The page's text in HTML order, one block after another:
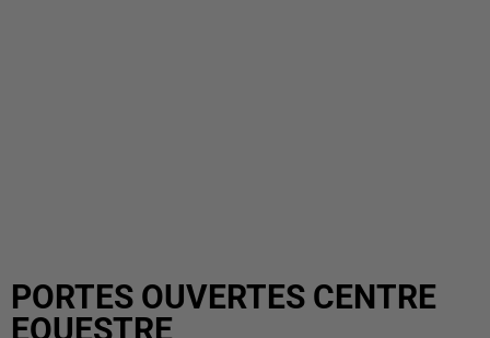
PORTES OUVERTES CENTRE
EQUESTRE